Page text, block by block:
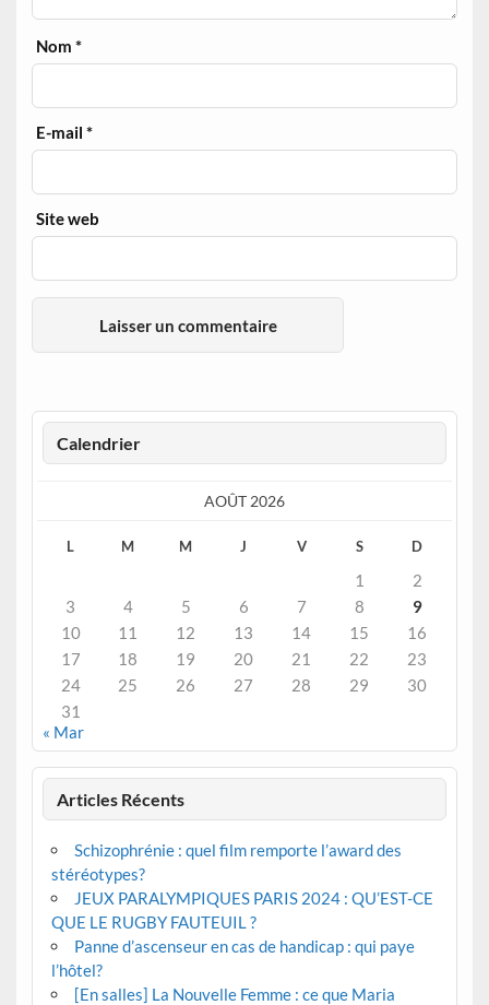
Nom*
E-mail*
Site web
Calendrier
AOÛT 2026
L M M J V S D
1
2
3
4 5 6 7 8
9
10
11 12 13 14 15
16
17
18 19 20 21 22
23
24
25 26 27 28 29
30
31
« Mar
Articles Récents
Schizophrénie : quel film remporte l’award des
stéréotypes?
JEUX PARALYMPIQUES PARIS 2024 : QU’EST-CE
QUE LE RUGBY FAUTEUIL ?
Panne d’ascenseur en cas de handicap : qui paye
l’hôtel?
[En salles] La Nouvelle Femme : ce que Maria